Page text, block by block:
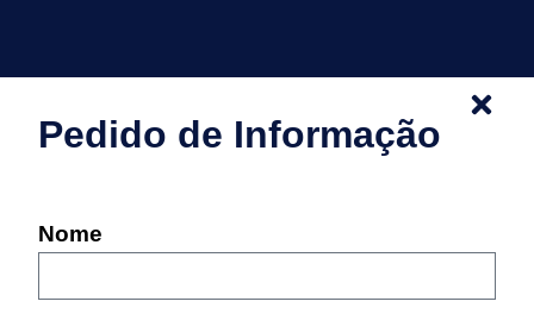
Pedido de Informação
Nome